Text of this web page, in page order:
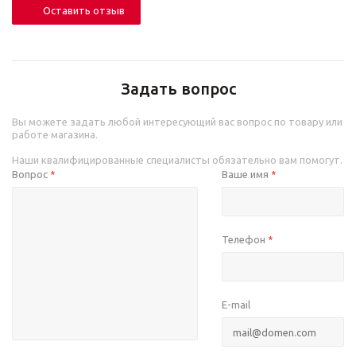
Оставить отзыв
Задать вопрос
Вы можете задать любой интересующий вас вопрос по товару или
работе магазина.
Наши квалифицированные специалисты обязательно вам помогут.
Вопрос * Ваше имя *
Телефон *
E-mail